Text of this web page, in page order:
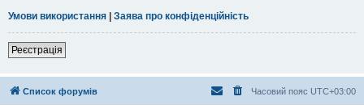
Умови використання | Заява про конфіденційність
Реєстрація
Список форумів Часовий пояс UTC+03:00